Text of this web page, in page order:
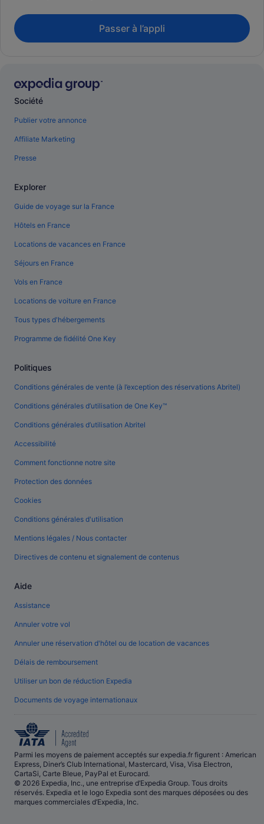
Passer à l’appli
Société
Publier votre annonce
Affiliate Marketing
Presse
Explorer
Guide de voyage sur la France
Hôtels en France
Locations de vacances en France
Séjours en France
Vols en France
Locations de voiture en France
Tous types d'hébergements
Programme de fidélité One Key
Politiques
Conditions générales de vente (à l’exception des réservations Abritel)
Conditions générales d’utilisation de One Key™
Conditions générales d’utilisation Abritel
Accessibilité
Comment fonctionne notre site
Protection des données
Cookies
Conditions générales d'utilisation
Mentions légales / Nous contacter
Directives de contenu et signalement de contenus
Aide
Assistance
Annuler votre vol
Annuler une réservation d'hôtel ou de location de vacances
Délais de remboursement
Utiliser un bon de réduction Expedia
Documents de voyage internationaux
Parmi les moyens de paiement acceptés sur expedia.fr figurent : American
Express, Diner’s Club International, Mastercard, Visa, Visa Electron,
CartaSi, Carte Bleue, PayPal et Eurocard.
© 2026 Expedia, Inc., une entreprise d’Expedia Group. Tous droits
réservés. Expedia et le logo Expedia sont des marques déposées ou des
marques commerciales d’Expedia, Inc.